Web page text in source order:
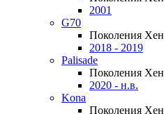
2001
G70
Поколения
2018 - 2019
Palisade
Поколения
2020 - н.в.
Kona
Поколения